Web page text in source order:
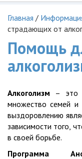
Главная /
страдающих от
Помощь
Алкоголизм – это
множество семей
выздоровлению
зависимости того,
в своей борьбе.
Программа